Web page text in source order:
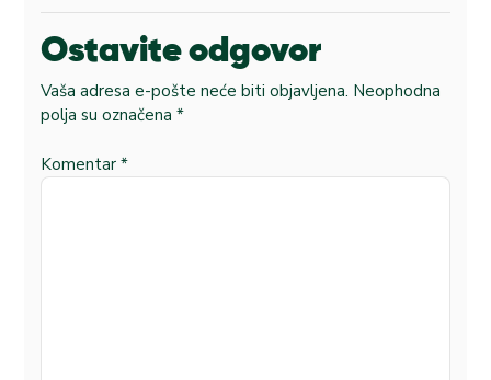
Ostavite odgovor
Vaša adresa e-pošte neće biti objavljena. Neophodna
polja su označena *
Komentar *